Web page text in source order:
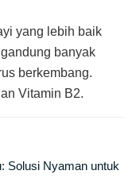
yang lebih baik
banyak
berkembang.
Vitamin B2.
Solusi Nyaman untuk